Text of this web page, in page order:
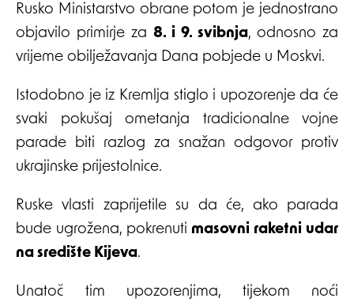
Rusko Ministarstvo obrane potom je jednostrano
objavilo primirje za 8. i 9. svibnja, odnosno za
vrijeme obilježavanja Dana pobjede u Moskvi.
Istodobno je iz Kremlja stiglo i upozorenje da će
svaki pokušaj ometanja tradicionalne vojne
parade biti razlog za snažan odgovor protiv
ukrajinske prijestolnice.
Ruske vlasti zaprijetile su da će, ako parada
bude ugrožena, pokrenuti masovni raketni udar
na središte Kijeva.
Unatoč tim upozorenjima, tijekom noći